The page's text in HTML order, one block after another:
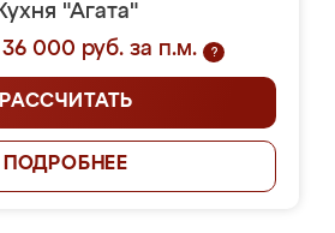
"Агата"
000 руб. за п.м.
?
РАССЧИТАТЬ
ПОДРОБНЕЕ